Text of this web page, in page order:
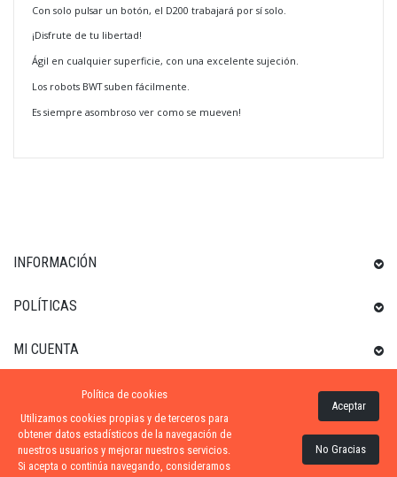
Con solo pulsar un botón, el D200 trabajará por sí solo.
¡Disfrute de tu libertad!
Ágil en cualquier superficie, con una excelente sujeción.
Los robots BWT suben fácilmente.
Es siempre asombroso ver como se mueven!
INFORMACIÓN
POLÍTICAS
MI CUENTA
INFORMACIÓN SOBRE LA TIENDA
ZONA-PISCINA| DISTRIBUIDORES OFICIALES KRIPSOL
Política de cookies
Utilizamos cookies propias y de terceros para
obtener datos estadísticos de la navegación de
nuestros usuarios y mejorar nuestros servicios.
Si acepta o continúa navegando, consideramos
Aceptar
No Gracias